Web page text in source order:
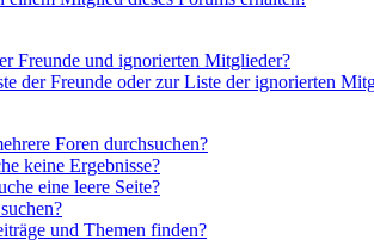
Freunde und ignorierten Mitglieder?
der Freunde oder zur Liste der ignorierten
Foren durchsuchen?
keine Ergebnisse?
eine leere Seite?
und Themen finden?